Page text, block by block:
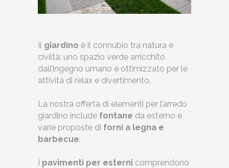
Il giardino è il connubio tra natura e
civiltà: uno spazio verde arricchito
dall’ingegno umano e ottimizzato per le
attività di relax e divertimento.
La nostra offerta di elementi per l’arredo
giardino include fontane da esterno e
varie proposte di forni a legna e
barbecue.
I pavimenti per esterni comprendono